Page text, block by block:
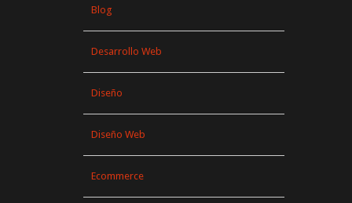
Blog
Desarrollo Web
Diseño
Diseño Web
Ecommerce